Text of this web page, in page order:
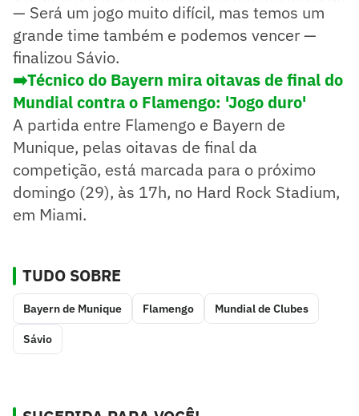
— ⁠Será um jogo muito difícil, mas temos um
grande time também e podemos vencer —
finalizou Sávio.
➡️Técnico do Bayern mira oitavas de final do
Mundial contra o Flamengo: 'Jogo duro'
A partida entre Flamengo e Bayern de
Munique, pelas oitavas de final da
competição, está marcada para o próximo
domingo (29), às 17h, no Hard Rock Stadium,
em Miami.
TUDO SOBRE
Bayern de Munique Flamengo Mundial de Clubes
Sávio